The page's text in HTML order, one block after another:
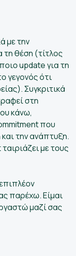
με την
τη θέση (τίτλος
update για τη
γεγονός ότι
Συγκριτικά
στη
κάνω,
που
την ανάπτυξη.
με τους
παρέχω. Είμαι
μαζί σας